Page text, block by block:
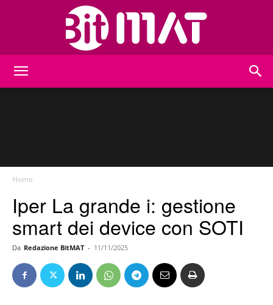
Home
Iper La grande i: gestione
smart dei device con SOTI
Da Redazione BitMAT - 11/11/2025